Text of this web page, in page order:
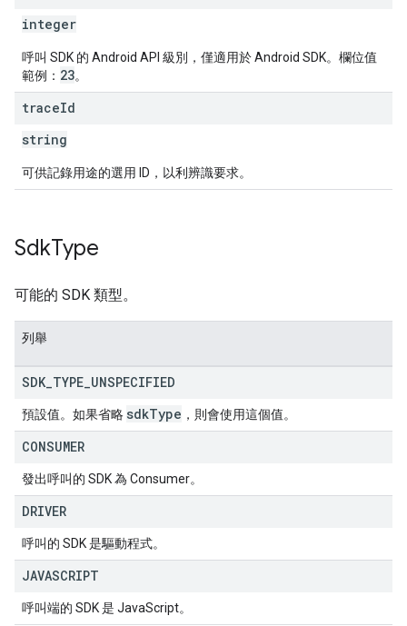
integer
呼叫 SDK 的 Android API 級別，僅適用於 Android SDK。欄位值
範例： 23。
traceId
string
可供記錄用途的選用 ID，以利辨識要求。
SdkType
可能的 SDK 類型。
列舉
SDK TYPE UNSPECIFIED
預設值。如果省略 sdkType ，則會使用這個值。
CONSUMER
發出呼叫的 SDK 為 Consumer。
DRIVER
呼叫的 SDK 是驅動程式。
JAVASCRIPT
呼叫端的 SDK 是 JavaScript。